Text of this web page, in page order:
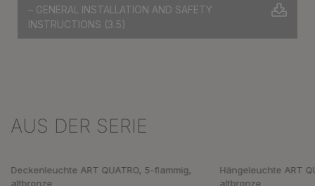
– GENERAL INSTALLATION AND SAFETY
INSTRUCTIONS (3.5)
Produktgalerie überspringen
AUS DER SERIE
Deckenleuchte ART QUATRO, 5-flammig,
altbronze
Hängeleuchte ART
altbronze